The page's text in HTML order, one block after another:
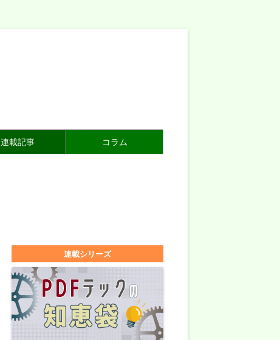
連載記事 コラム
連載シリーズ